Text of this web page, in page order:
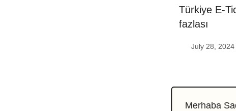
Türkiye E-
fazlası
July 28, 2024
Merhaba